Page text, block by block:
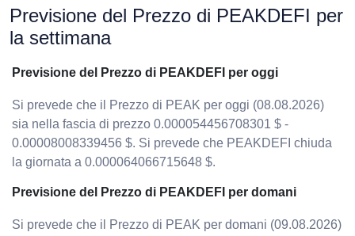
Previsione del Prezzo di PEAKDEFI per
la settimana
Previsione del Prezzo di PEAKDEFI per oggi
Si prevede che il Prezzo di PEAK per oggi (08.08.2026)
sia nella fascia di prezzo 0.000054456708301 $ -
0.00008008339456 $. Si prevede che PEAKDEFI chiuda
la giornata a 0.000064066715648 $.
Previsione del Prezzo di PEAKDEFI per domani
Si prevede che il Prezzo di PEAK per domani (09.08.2026)